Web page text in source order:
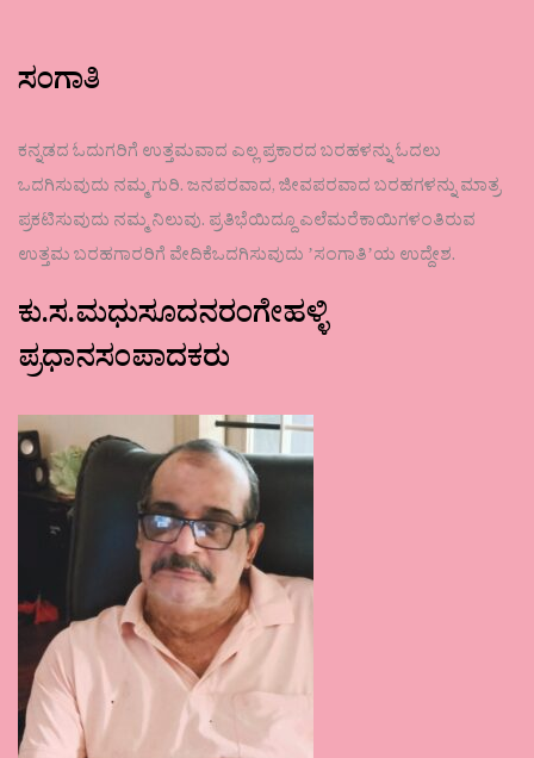
ಸಂಗಾತಿ
ಕನ್ನಡದ ಓದುಗರಿಗೆ ಉತ್ತಮವಾದ ಎಲ್ಲ ಪ್ರಕಾರದ ಬರಹಳನ್ನು ಓದಲು
ಒದಗಿಸುವುದು ನಮ್ಮ ಗುರಿ. ಜನಪರವಾದ, ಜೀವಪರವಾದ ಬರಹಗಳನ್ನು ಮಾತ್ರ
ಪ್ರಕಟಿಸುವುದು ನಮ್ಮ ನಿಲುವು. ಪ್ರತಿಭೆಯಿದ್ದೂ ಎಲೆಮರೆಕಾಯಿಗಳಂತಿರುವ
ಉತ್ತಮ ಬರಹಗಾರರಿಗೆ ವೇದಿಕೆಒದಗಿಸುವುದು ʼಸಂಗಾತಿʼಯ ಉದ್ದೇಶ.
ಕು.ಸ.ಮಧುಸೂದನರಂಗೇಹಳ್ಳಿ
ಪ್ರಧಾನಸಂಪಾದಕರು